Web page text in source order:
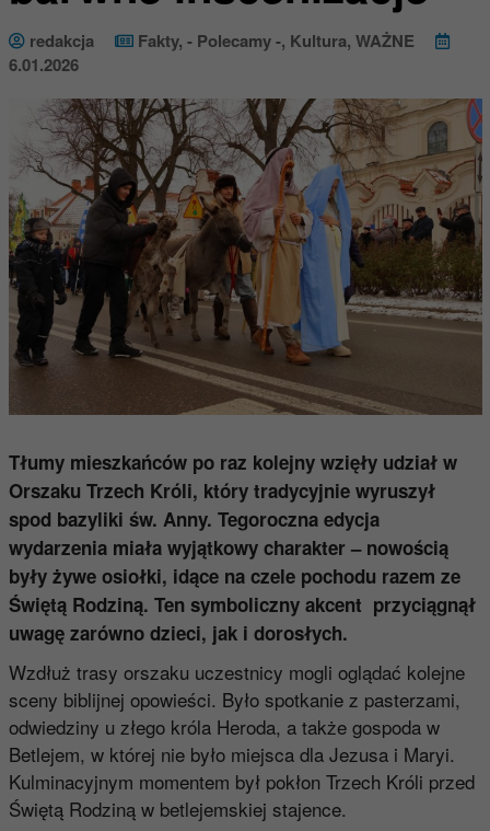
redakcja Fakty, - Polecamy -, Kultura, WAŻNE
6.01.2026
Tłumy mieszkańców po raz kolejny wzięły udział w
Orszaku Trzech Króli, który tradycyjnie wyruszył
spod bazyliki św. Anny. Tegoroczna edycja
wydarzenia miała wyjątkowy charakter – nowością
były żywe osiołki, idące na czele pochodu razem ze
Świętą Rodziną. Ten symboliczny akcent przyciągnął
uwagę zarówno dzieci, jak i dorosłych.
Wzdłuż trasy orszaku uczestnicy mogli oglądać kolejne
sceny biblijnej opowieści. Było spotkanie z pasterzami,
odwiedziny u złego króla Heroda, a także gospoda w
Betlejem, w której nie było miejsca dla Jezusa i Maryi.
Kulminacyjnym momentem był pokłon Trzech Króli przed
Świętą Rodziną w betlejemskiej stajence.